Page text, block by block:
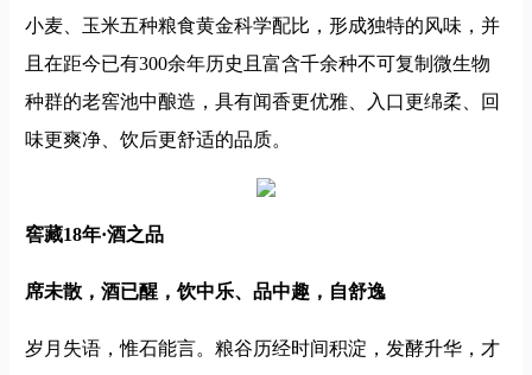
小麦、玉米五种粮食黄金科学配比，形成独特的风味，并
且在距今已有300余年历史且富含千余种不可复制微生物
种群的老窖池中酿造，具有闻香更优雅、入口更绵柔、回
味更爽净、饮后更舒适的品质。
窖藏18年·酒之品
席未散，酒已醒，饮中乐、品中趣，自舒逸
岁月失语，惟石能言。粮谷历经时间积淀，发酵升华，才